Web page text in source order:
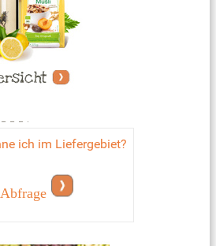
ich im Liefergebiet?